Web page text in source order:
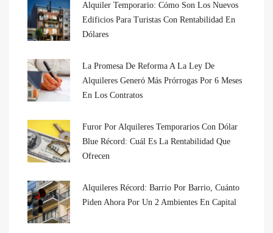
Alquiler Temporario: Cómo Son Los Nuevos
Edificios Para Turistas Con Rentabilidad En
Dólares
La Promesa De Reforma A La Ley De
Alquileres Generó Más Prórrogas Por 6 Meses
En Los Contratos
Furor Por Alquileres Temporarios Con Dólar
Blue Récord: Cuál Es La Rentabilidad Que
Ofrecen
Alquileres Récord: Barrio Por Barrio, Cuánto
Piden Ahora Por Un 2 Ambientes En Capital